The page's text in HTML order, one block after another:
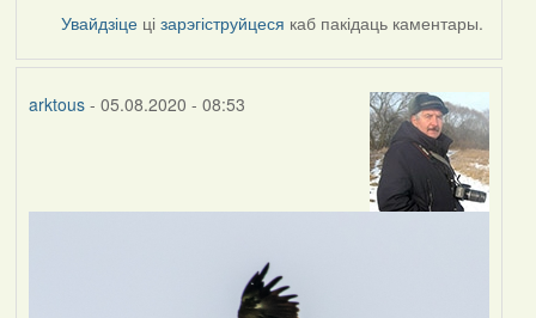
Увайдзіце цізарэгіструйцеся каб пакідаць каментары.
arktous- 05.08.2020 - 08:53